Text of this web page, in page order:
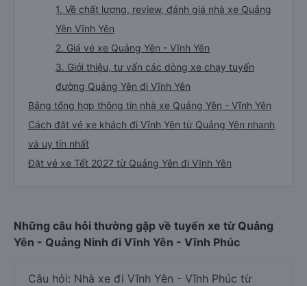
1. Về chất lượng, review, đánh giá nhà xe Quảng
Yên Vĩnh Yên
2. Giá vé xe Quảng Yên - Vĩnh Yên
3. Giới thiệu, tư vấn các dòng xe chạy tuyến
đường Quảng Yên đi Vĩnh Yên
Bảng tổng hợp thông tin nhà xe Quảng Yên - Vĩnh Yên
Cách đặt vé xe khách đi Vĩnh Yên từ Quảng Yên nhanh
và uy tín nhất
Đặt vé xe Tết 2027 từ Quảng Yên đi Vĩnh Yên
Những câu hỏi thường gặp về tuyến xe từ Quảng
Yên - Quảng Ninh đi Vĩnh Yên - Vĩnh Phúc
Câu hỏi: Nhà xe đi Vĩnh Yên - Vĩnh Phúc từ